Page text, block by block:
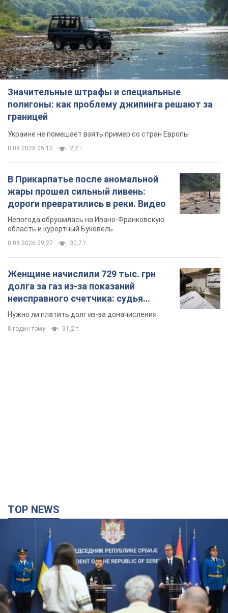
Значительные штрафы и специальные
полигоны: как проблему джипинга решают за
границей
Украине не помешает взять пример со стран Европы
8.08.2026 05:10 2,2 т.
В Прикарпатье после аномальной
жары прошел сильный ливень:
дороги превратились в реки. Видео
Непогода обрушилась на Ивано-Франковскую
область и курортный Буковель
8.08.2026 09:27 30,7 т.
Женщине начислили 729 тыс. грн
долга за газ из-за показаний
неисправного счетчика: судья
вынес неожиданное решение
Нужно ли платить долг из-за доначисления
8 годин тому 31,2 т.
TOP NEWS